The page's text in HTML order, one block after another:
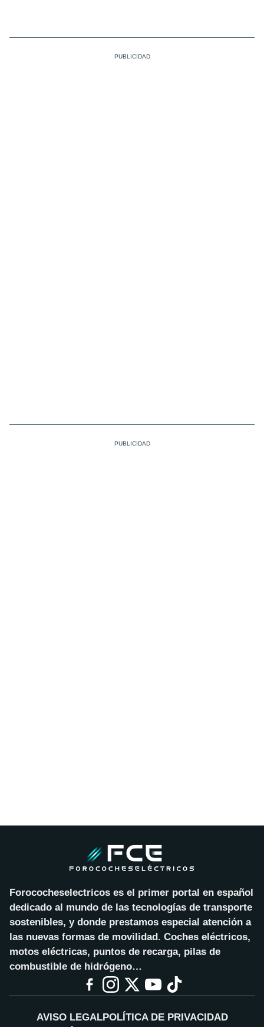
Forococheselectricos es el primer portal en español
dedicado al mundo de las tecnologías de transporte
sostenibles, y donde prestamos especial atención a
las nuevas formas de movilidad. Coches eléctricos,
motos eléctricas, puntos de recarga, pilas de
combustible de hidrógeno…
AVISO LEGALPOLÍTICA DE PRIVACIDAD